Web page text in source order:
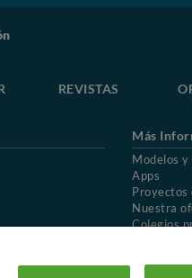
REVISTAS
Más
Modelos
Apps
Proyectos
Nuestra
Colegios
de OCU